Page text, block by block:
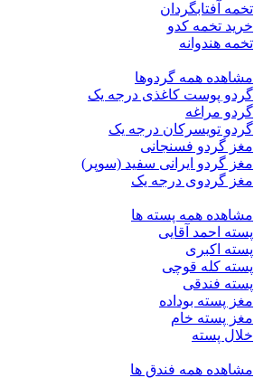
تخمه آفتابگردان
خرید تخمه کدو
تخمه هندوانه
مشاهده همه گردوها
گردو پوست کاغذی درجه یک
گردو مراغه
گردو تویسرکان درجه یک
مغز گردو فسنجانی
مغز گردو ایرانی سفید (سوپر)
مغز گردوی درجه یک
مشاهده همه پسته ها
پسته احمد آقایی
پسته اکبری
پسته کله قوچی
پسته فندقی
مغز پسته بوداده
مغز پسته خام
خلال پسته
مشاهده همه فندق ها